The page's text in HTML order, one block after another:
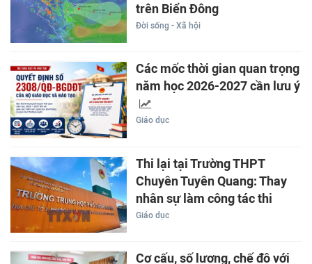
trên Biển Đông
Đời sống - Xã hội
Các mốc thời gian quan trọng
năm học 2026-2027 cần lưu ý
Giáo dục
Thi lại tại Trường THPT
Chuyên Tuyên Quang: Thay
nhân sự làm công tác thi
Giáo dục
Cơ cấu, số lượng, chế độ với